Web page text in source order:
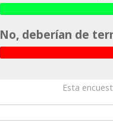
No, deberían de
Esta